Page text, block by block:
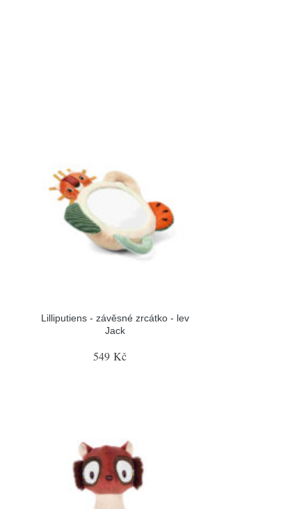
Lilliputiens - závěsné zrcátko - lev
Jack
549 Kč